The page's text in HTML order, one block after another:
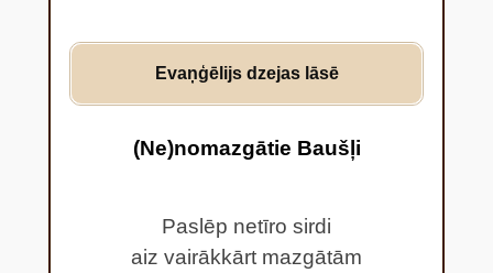
Evaņģēlijs dzejas lāsē
(Ne)nomazgātie Baušļi
Paslēp netīro sirdi
aiz vairākkārt mazgātām